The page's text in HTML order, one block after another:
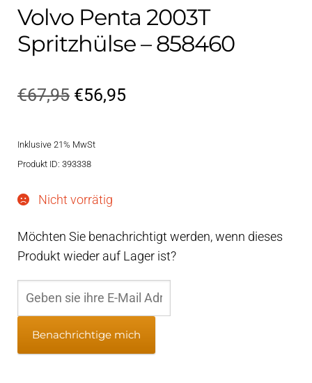
Volvo Penta 2003T
Spritzhülse – 858460
€67,95 Ursprünglicher
war:
€56,95Aktueller
Inklusive 21% MwSt
Produkt ID: 393338
Nicht vorrätig
Möchten Sie benachrichtigt werden, wenn dieses
Produkt wieder auf Lager ist?
Benachrichtige mich